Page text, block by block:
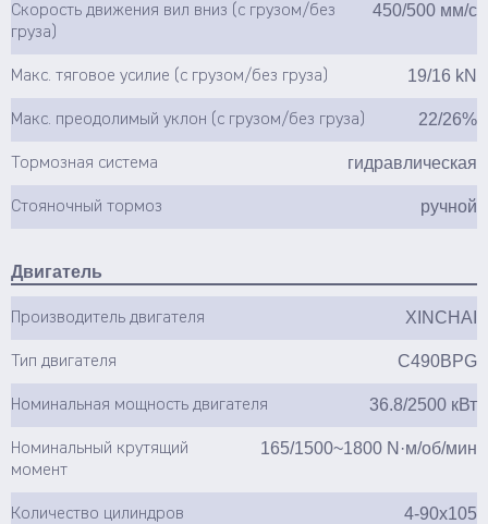
Скорость движения вил вниз (с грузом/без
груза)
450/500 мм/с
Макс. тяговое усилие (с грузом/без груза) 19/16 kN
Макс. преодолимый уклон (с грузом/без груза) 22/26%
Тормозная система гидравлическая
Стояночный тормоз ручной
Двигатель
Производитель двигателя XINCHAI
Тип двигателя C490BPG
Номинальная мощность двигателя 36.8/2500 кВт
Номинальный крутящий
момент
165/1500~1800 N·м/об/мин
Количество цилиндров 4-90х105